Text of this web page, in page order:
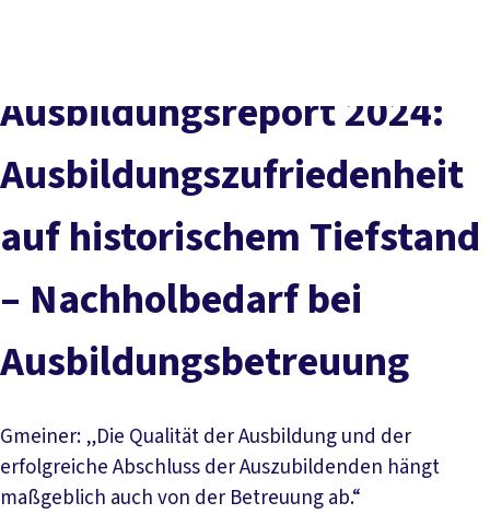
Service
Mitmachen
Ausbildungsreport 2024:
Ausbildungszufriedenheit
auf historischem Tiefstand
– Nachholbedarf bei
Ausbildungsbetreuung
Gmeiner: „Die Qualität der Ausbildung und der
erfolgreiche Abschluss der Auszubildenden hängt
maßgeblich auch von der Betreuung ab.“